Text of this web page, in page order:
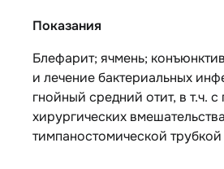
Показания
Блефарит; ячмень;
и лечение бактериальных
гнойный средний отит, в т.ч.
хирургических
тимпаностомической трубкой